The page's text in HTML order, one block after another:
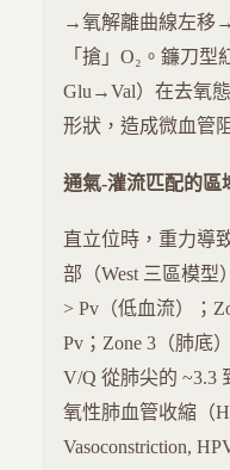
→氧解離曲線左移
「搶」O₂。鐮刀型
Glu→Val）在去氧
形狀，造成微血管
通氣-灌流匹配的區
直立位時，重力導
部（West 三區模型
> Pv（低血流）；
Pv；Zone 3（肺底
V/Q 從肺尖的 ~3.3
氧性肺血管收縮（
Vasoconstriction,